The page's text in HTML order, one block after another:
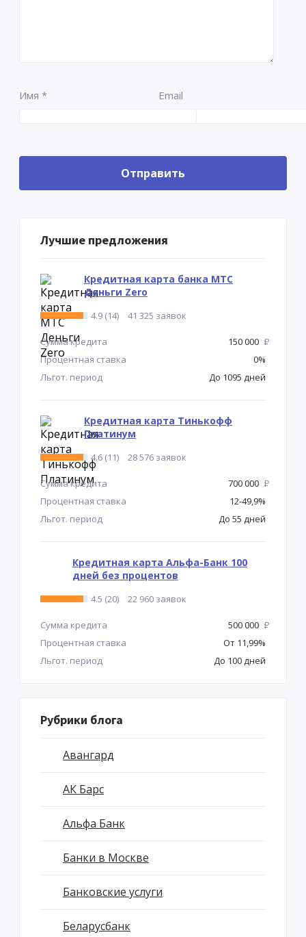
Имя * Email
Лучшие предложения
Кредитная карта банка МТС
Деньги Zero
4.9 (14) 41 325 заявок
Сумма кредита 150 000 Р
Процентная ставка
0%
Льгот. период
До 1095 дней
Кредитная карта Тинькофф
Платинум
4.6 (11) 28 576 заявок
Сумма кредита 700 000 Р
Процентная ставка
12-49,9%
Льгот. период
До 55 дней
Кредитная карта Альфа-Банк 100
дней без процентов
4.5 (20) 22 960 заявок
Сумма кредита 500 000 Р
Процентная ставка
От 11,99%
Льгот. период
До 100 дней
Рубрики блога
Авангард
АК Барс
Альфа Банк
Банки в Москве
Банковские услуги
Беларусбанк